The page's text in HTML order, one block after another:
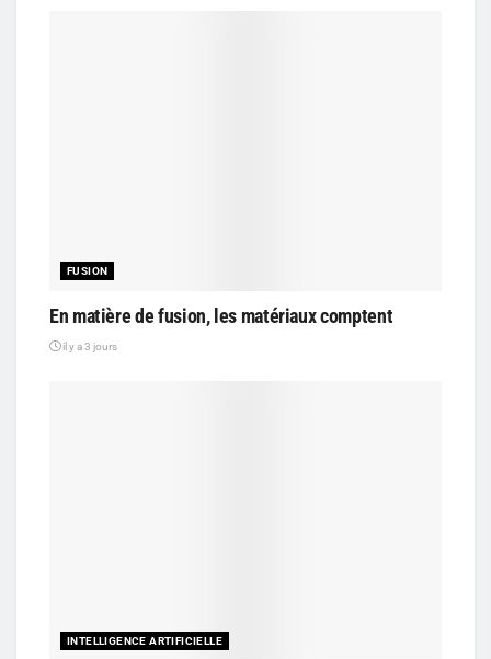
FUSION
En matière de fusion, les matériaux comptent
il y a 3 jours
INTELLIGENCE ARTIFICIELLE